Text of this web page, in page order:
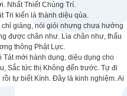
Nhất Thiết Chủng Trí.
Tri kiến là thành diệu qủa.
chỉ giảng, nói giỏi nhưng chưa hưởng
được chân như. Lìa chân như, thấu
thông Phật Lực.
Tát mới hành dụng, diệu dụng cho
Sắc tức thị Không đến trước. Tự đi
tự biết Kính. Đây là kinh nghiệm. Ai